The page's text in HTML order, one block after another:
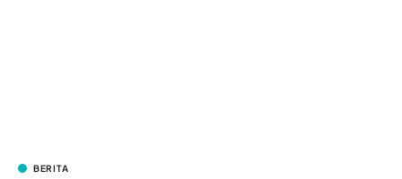
BERITA